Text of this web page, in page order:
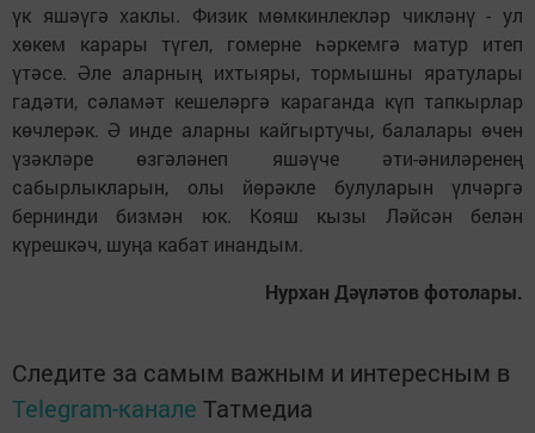
үк яшәүгә хаклы. Физик мөмкинлекләр чикләнү - ул
хөкем карары түгел, гомерне һәркемгә матур итеп
үтәсе. Әле аларның ихтыяры, тормышны яратулары
гадәти, сәламәт кешеләргә караганда күп тапкырлар
көчлерәк. Ә инде аларны кайгыртучы, балалары өчен
үзәкләре өзгәләнеп яшәүче әти-әниләренең
сабырлыкларын, олы йөрәкле булуларын үлчәргә
бернинди бизмән юк. Кояш кызы Ләйсән белән
күрешкәч, шуңа кабат инандым.
Нурхан Дәүләтов фотолары.
Следите за самым важным и интересным в
Telegram-канале Татмедиа